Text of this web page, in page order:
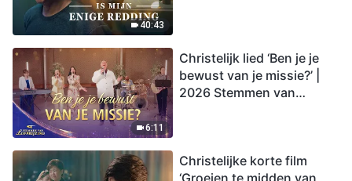
40:43
6:11
Christelijk lied ‘Ben je je
bewust van je missie?’ |
2026 Stemmen van
Christelijke korte film
‘Groeien te midden van